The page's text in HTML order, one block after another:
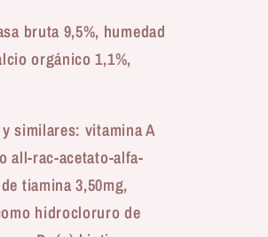
bruta 9,5%, humedad
orgánico 1,1%,
similares: vitamina A
all-rac-acetato-alfa-
tiamina 3,50mg,
hidrocloruro de